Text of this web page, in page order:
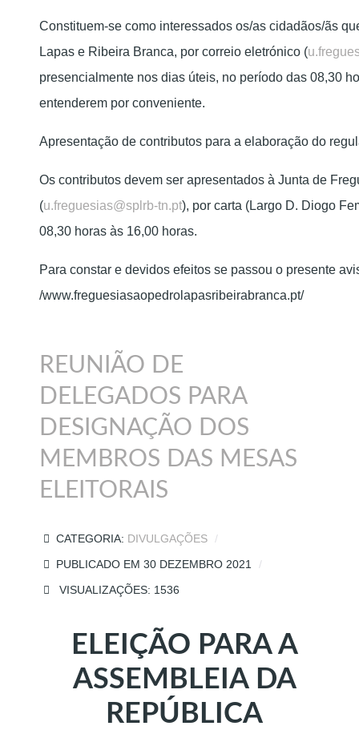
Constituem-se como interessados os/as cidadãos/ãs
Lapas e Ribeira Branca, por correio eletrónico (
presencialmente nos dias úteis, no período das 08,30
entenderem por conveniente.
Apresentação de contributos para a elaboração do
Os contributos devem ser apresentados à Junta de
(u.freguesias@splrb-tn.pt), por carta (Largo D. Diogo
08,30 horas às 16,00 horas.
Para constar e devidos efeitos se passou o presente
/www.freguesiasaopedrolapasribeirabranca.pt/
REUNIÃO DE
DELEGADOS PARA
DESIGNAÇÃO DOS
MEMBROS DAS MESAS
ELEITORAIS
CATEGORIA: DIVULGAÇÕES
PUBLICADO EM 30 DEZEMBRO 2021
VISUALIZAÇÕES: 1536
ELEIÇÃO PARA A
ASSEMBLEIA DA
REPÚBLICA